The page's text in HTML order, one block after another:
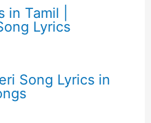
Tamil |
Lyrics
Song Lyrics in